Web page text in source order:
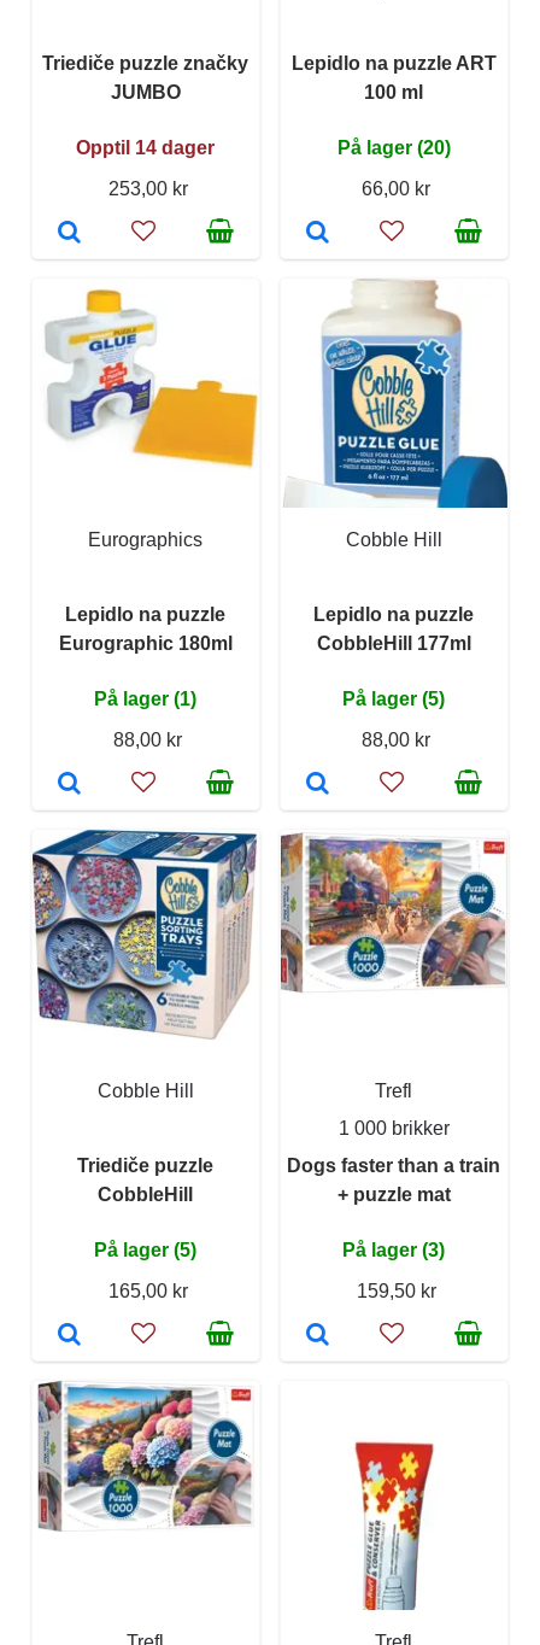
Triediče puzzle značky
JUMBO
Opptil 14 dager
253,00 kr
Lepidlo na puzzle ART
100 ml
På lager (20)
66,00 kr
Eurographics
Lepidlo na puzzle
Eurographic 180ml
På lager (1)
88,00 kr
Cobble Hill
Lepidlo na puzzle
CobbleHill 177ml
På lager (5)
88,00 kr
Cobble Hill
Triediče puzzle
CobbleHill
På lager (5)
165,00 kr
Trefl
1 000 brikker
Dogs faster than a train
+ puzzle mat
På lager (3)
159,50 kr